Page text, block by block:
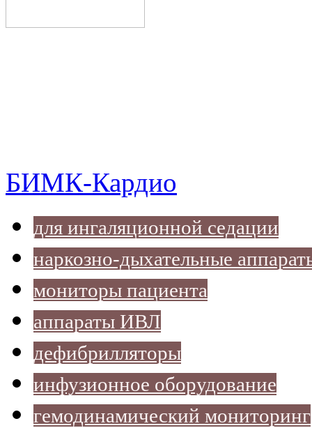
БИМК-Кардио
для ингаляционной седации
наркозно-дыхательные
мониторы пациента
аппараты ИВЛ
дефибрилляторы
инфузионное оборудование
гемодинамический мониторинг